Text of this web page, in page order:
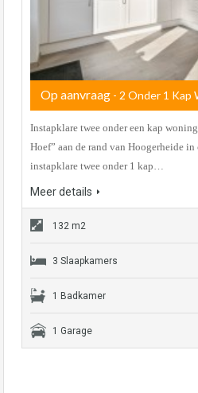
Op aanvraag - 2 Onder 1 Kap
Instapklare twee onder een kap
Hoef” aan de rand van Hoogerheide in
instapklare twee onder 1 kap…
Meer details
132 m2
3 Slaapkamers
1 Badkamer
1 Garage